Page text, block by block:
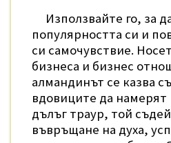
Използвайте го, за
популярността си и
си самочувствие.
бизнеса и бизнес
алмандинът се казва
вдовиците да намерят
дълъг траур, той
въвръщане на духа,